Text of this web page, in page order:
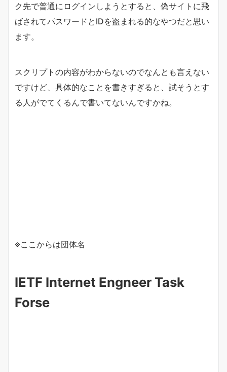
ク先で普通にログインしようとすると、偽サイトに飛
ばされてパスワードとIDを盗まれる的なやつだと思い
ます。
スクリプトの内容がわからないのでなんとも言えない
ですけど、具体的なことを書きすぎると、試そうとす
る人がでてくるんで書いてないんですかね。
※ここからは団体名
IETF Internet Engneer Task
Forse